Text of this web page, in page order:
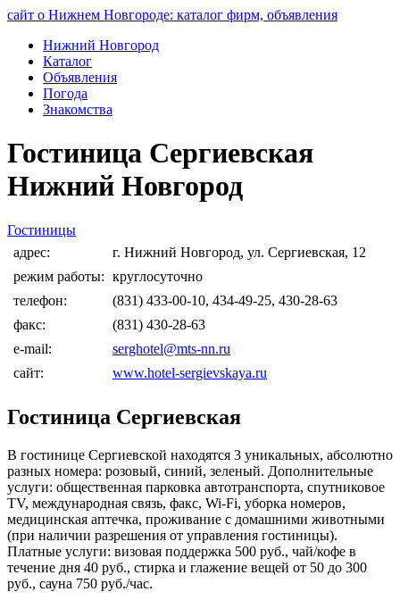
сайт о Нижнем Новгороде: каталог фирм, объявления
Нижний Новгород
Каталог
Объявления
Погода
Знакомства
Гостиница Сергиевская
Нижний Новгород
Гостиницы
адрес:
г. Нижний Новгород, ул. Сергиевская, 12
режим работы: круглосуточно
телефон:
(831) 433-00-10, 434-49-25, 430-28-63
факс:
(831) 430-28-63
e-mail:
serghotel@mts-nn.ru
сайт:
www.hotel-sergievskaya.ru
Гостиница Сергиевская
В гостинице Сергиевской находятся 3 уникальных, абсолютно
разных номера: розовый, синий, зеленый. Дополнительные
услуги: общественная парковка автотранспорта, спутниковое
TV, международная связь, факс, Wi-Fi, уборка номеров,
медицинская аптечка, проживание с домашними животными
(при наличии разрешения от управления гостиницы).
Платные услуги: визовая поддержка 500 руб., чай/кофе в
течение дня 40 руб., стирка и глажение вещей от 50 до 300
руб., сауна 750 руб./час.